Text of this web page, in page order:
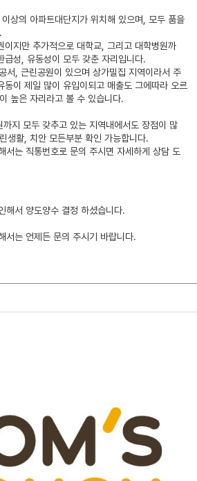
상의 아파트대단지가 위치해 있으며, 모두 품을
이지만 추가적으로 대학교, 그리고 대학병원까
급성, 유동성이 모두 갖춘 자리입니다.
서, 근린공원이 있으며 상가밀집 지역이라서 주
동이 제일 많이 유입이되고 매출도 그에따라 오르
높은 자리라고 볼 수 있습니다.
지 모두 갖추고 있는 지역내에서도 장점이 많
생활, 치안 모든부분 확인 가능합니다.
서는 직통번호로 문의 주시면 자세하게 상담 도
해서 양도양수 결정 하셨습니다.
서는 언제든 문의 주시기 바랍니다.